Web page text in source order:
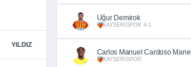
YILDIZ
Uğur Demirok
KAYSERİSPOR 4-1
Carlos Manuel Cardoso Mane
KAYSERİSPOR